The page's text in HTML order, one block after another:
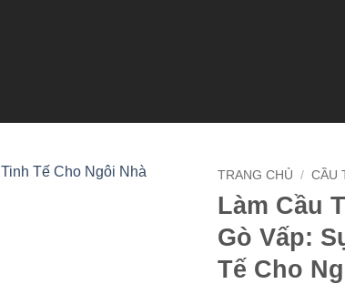
TRANG CHỦ / CẦU
Làm Cầu
Gò Vấp:
Tế Cho